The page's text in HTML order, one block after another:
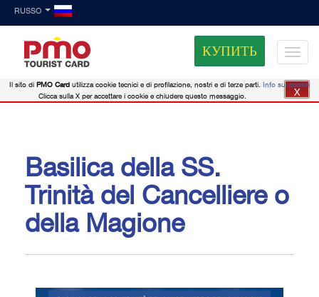
RUSSO
КУПИТЬ
Basilica della SS.
Trinità del Cancelliere o
della Magione
Il sito di PMO Card utilizza cookie tecnici e di profilazione, nostri e di terze parti. Info sui cookie
Clicca sulla X per accettare i cookie e chiudere questo messaggio.
X